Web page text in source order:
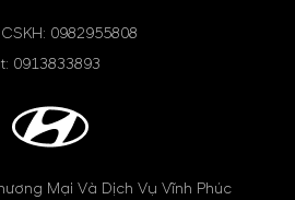
0982955808
0913833893
Mại Và Dịch Vụ Vĩnh Phúc